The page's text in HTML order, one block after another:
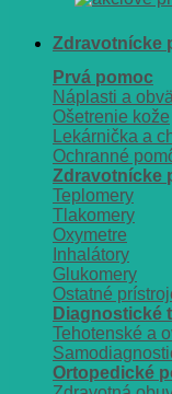
Zdravotnícke
Prvá pomoc
Náplasti a
Ošetrenie kože
Lekárnička a
Ochranné
Zdravotnícke
Teplomery
Tlakomery
Oxymetre
Inhalátory
Glukomery
Ostatné
Diagnostické
Tehotenské a
Ortopedické